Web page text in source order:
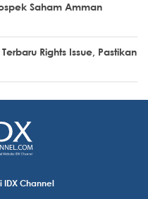
Saham Amman
Rights Issue, Pastikan
Channel